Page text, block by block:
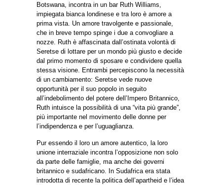
Botswana, incontra in un bar Ruth Williams,
impiegata bianca londinese e tra loro è amore a
prima vista. Un amore travolgente e passionale,
che in breve tempo spinge i due a convogliare a
nozze. Ruth è affascinata dall’ostinata volontà di
Seretse di lottare per un mondo più giusto e decide
dal primo momento di sposare e condividere quella
stessa visione. Entrambi percepiscono la necessità
di un cambiamento: Seretse vede nuove
opportunità per il suo popolo in seguito
all’indebolimento del potere dell’Impero Britannico,
Ruth intuisce la possibilità di una “vita più grande”,
più importante nel movimento delle donne per
l’indipendenza e per l’uguaglianza.
Pur essendo il loro un amore autentico, la loro
unione interraziale incontra l’opposizione non solo
da parte delle famiglie, ma anche dei governi
britannico e sudafricano. In Sudafrica era stata
introdotta di recente la politica dell’apartheid e l’idea